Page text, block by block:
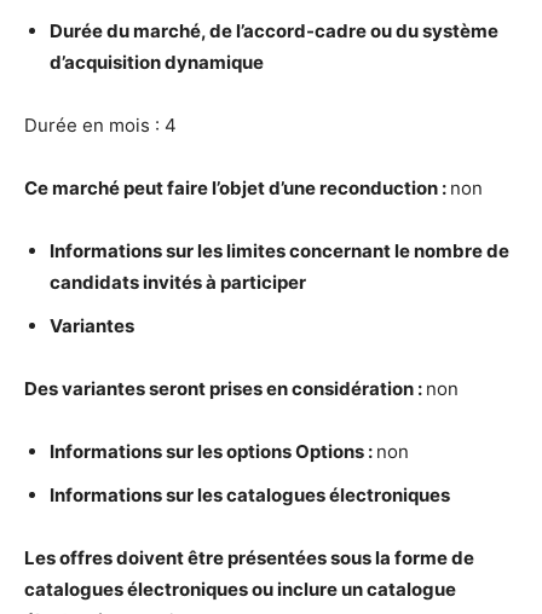
Durée du marché, de l’accord-cadre ou du système
d’acquisition dynamique
Durée en mois : 4
Ce marchépeut faire l’objet d’une reconduction : non
Informations sur les limites concernant le nombre de
candidats invitésà participer
Variantes
Des variantes seront prises en considération : non
Informations sur les options Options : non
Informations sur les cataloguesélectroniques
Les offres doiventêtre présentées sous la forme de
cataloguesélectroniques ou inclure un catalogue